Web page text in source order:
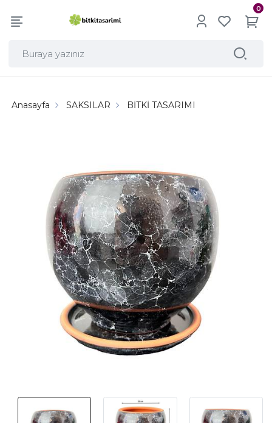
0
Anasayfa SAKSILAR BİTKİ TASARIMI